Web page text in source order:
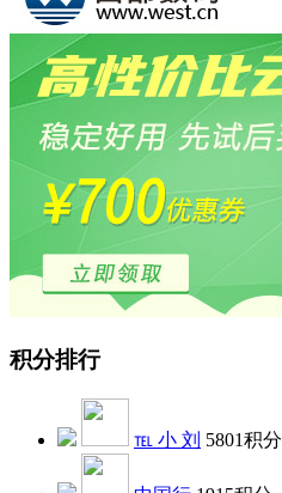
积分排行
℡ 小 刘 5801积分